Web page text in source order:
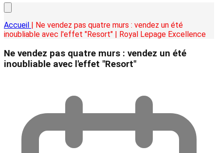
Accueil | Ne vendez pas quatre murs : vendez un été
inoubliable avec l'effet "Resort" | Royal Lepage Excellence
Ne vendez pas quatre murs : vendez un été
inoubliable avec l'effet "Resort"